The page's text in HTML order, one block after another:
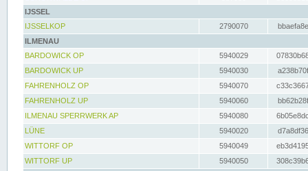
IJSSEL
IJSSELKOP
2790070
ILMENAU
BARDOWICK OP
5940029
BARDOWICK UP
5940030
FAHRENHOLZ OP
5940070
FAHRENHOLZ UP
5940060
ILMENAU SPERRWERK AP
5940080
LÜNE
5940020
WITTORF OP
5940049
WITTORF UP
5940050